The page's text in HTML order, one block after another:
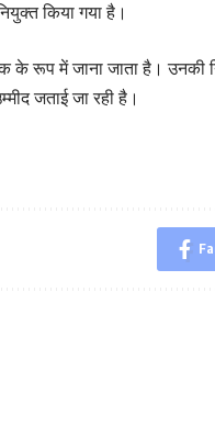
किया गया है।
के रूप में जाना जाता है। उनकी
जताई जा रही है।